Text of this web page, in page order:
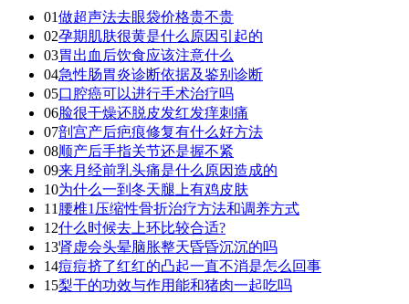
01做超声法去眼袋价格贵不贵
02孕期肌肤很黄是什么原因引起的
03胃出血后饮食应该注意什么
04急性肠胃炎诊断依据及鉴别诊断
05口腔癌可以进行手术治疗吗
06脸很干燥还脱皮发红发痒刺痛
07剖宫产后疤痕修复有什么好方法
08顺产后手指关节还是握不紧
09来月经前乳头痛是什么原因造成的
10为什么一到冬天腿上有鸡皮肤
11 腰椎1压缩性骨折治疗方法和调养方式
12什么时候去上环比较合适?
13肾虚会头晕脑胀整天昏昏沉沉的吗
14痘痘挤了红红的凸起一直不消是怎么回事
15梨干的功效与作用能和猪肉一起吃吗